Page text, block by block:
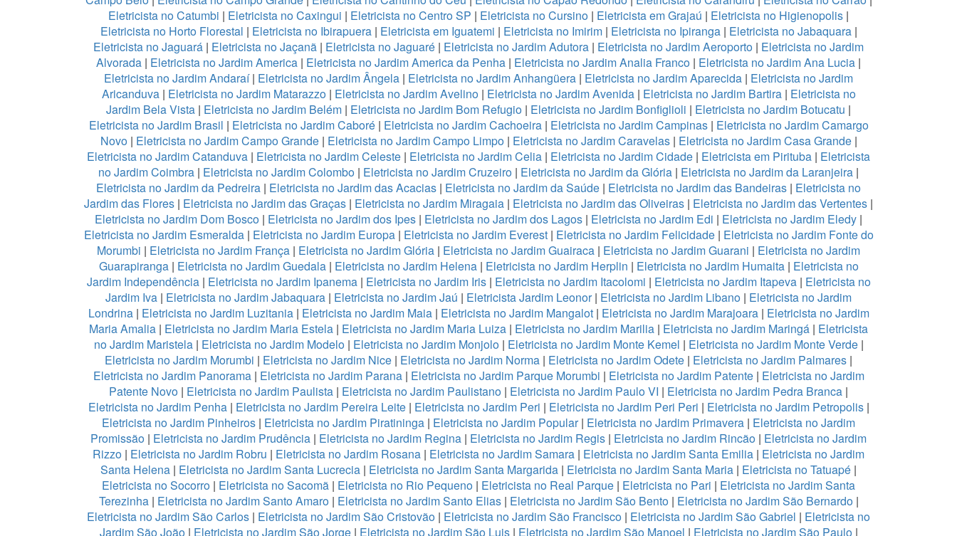
Eletricista no Catumbi | Eletricista no Caxingui | Eletricista no Centro SP | Eletricista no Cursino | Eletricista em Grajaú | Eletricista no Higienopolis |
Eletricista no Horto Florestal | Eletricista no Ibirapuera| Eletricista em Iguatemi | Eletricista no Imirim| Eletricista no Ipiranga| Eletricista no Jabaquara|
Eletricista no Jaguará | Eletricista no Jaçanã | Eletricista no Jaguaré | Eletricista no Jardim Adutora | Eletricista no Jardim Aeroporto | Eletricista no Jardim
Alvorada | Eletricista no Jardim America | Eletricista no Jardim America da Penha | Eletricista no Jardim Analia Franco | Eletricista no Jardim Ana Lucia |
Eletricista no Jardim Andaraí| Eletricista no Jardim Ângela | Eletricista no Jardim Anhangüera | Eletricista no Jardim Aparecida | Eletricista no Jardim
Aricanduva| Eletricista no Jardim Matarazzo| Eletricista no Jardim Avelino| Eletricista no Jardim Avenida| Eletricista no Jardim Bartira| Eletricista no
Jardim Bela Vista | Eletricista no Jardim Belém | Eletricista no Jardim Bom Refugio | Eletricista no Jardim Bonfiglioli | Eletricista no Jardim Botucatu |
Eletricista no Jardim Brasil | Eletricista no Jardim Caboré| Eletricista no Jardim Cachoeira| Eletricista no Jardim Campinas| Eletricista no Jardim Camargo
Novo| Eletricista no Jardim Campo Grande| Eletricista no Jardim Campo Limpo| Eletricista no Jardim Caravelas| Eletricista no Jardim Casa Grande|
Eletricista no Jardim Catanduva | Eletricista no Jardim Celeste | Eletricista no Jardim Celia | Eletricista no Jardim Cidade | Eletricista em Pirituba | Eletricista
no Jardim Coimbra | Eletricista no Jardim Colombo | Eletricista no Jardim Cruzeiro | Eletricista no Jardim da Glória | Eletricista no Jardim da Laranjeira |
Eletricista no Jardim da Pedreira | Eletricista no Jardim das Acacias | Eletricista no Jardim da Saúde | Eletricista no Jardim das Bandeiras | Eletricista no
Jardim das Flores | Eletricista no Jardim das Graças | Eletricista no Jardim Miragaia | Eletricista no Jardim das Oliveiras | Eletricista no Jardim das Vertentes |
Eletricista no Jardim Dom Bosco | Eletricista no Jardim dos Ipes | Eletricista no Jardim dos Lagos | Eletricista no Jardim Edi | Eletricista no Jardim Eledy |
Eletricista no Jardim Esmeralda| Eletricista no Jardim Europa| Eletricista no Jardim Everest| Eletricista no Jardim Felicidade| Eletricista no Jardim Fonte do
Morumbi | Eletricista no Jardim França | Eletricista no Jardim Glória | Eletricista no Jardim Guairaca | Eletricista no Jardim Guarani | Eletricista no Jardim
Guarapiranga| Eletricista no Jardim Guedala| Eletricista no Jardim Helena| Eletricista no Jardim Herplin | Eletricista no Jardim Humaita| Eletricista no
Jardim Independência| Eletricista no Jardim Ipanema| Eletricista no Jardim Iris| Eletricista no Jardim Itacolomi | Eletricista no Jardim Itapeva| Eletricista no
Jardim Iva | Eletricista no Jardim Jabaquara | Eletricista no Jardim Jaú | Eletricista Jardim Leonor| Eletricista no Jardim Libano | Eletricista no Jardim
Londrina| Eletricista no Jardim Luzitania| Eletricista no Jardim Maia| Eletricista no Jardim Mangalot| Eletricista no Jardim Marajoara| Eletricista no Jardim
Maria Amalia | Eletricista no Jardim Maria Estela | Eletricista no Jardim Maria Luiza | Eletricista no Jardim Marilia | Eletricista no Jardim Maringá | Eletricista
no Jardim Maristela| Eletricista no Jardim Modelo| Eletricista no Jardim Monjolo| Eletricista no Jardim Monte Kemel | Eletricista no Jardim Monte Verde|
Eletricista no Jardim Morumbi | Eletricista no Jardim Nice | Eletricista no Jardim Norma | Eletricista no Jardim Odete | Eletricista no Jardim Palmares |
Eletricista no Jardim Panorama| Eletricista no Jardim Parana| Eletricista no Jardim Parque Morumbi | Eletricista no Jardim Patente| Eletricista no Jardim
Patente Novo | Eletricista no Jardim Paulista | Eletricista no Jardim Paulistano | Eletricista no Jardim Paulo VI | Eletricista no Jardim Pedra Branca |
Eletricista no Jardim Penha| Eletricista no Jardim Pereira Leite| Eletricista no Jardim Peri | Eletricista no Jardim Peri Peri | Eletricista no Jardim Petropolis|
Eletricista no Jardim Pinheiros | Eletricista no Jardim Piratininga | Eletricista no Jardim Popular| Eletricista no Jardim Primavera | Eletricista no Jardim
Promissão | Eletricista no Jardim Prudência | Eletricista no Jardim Regina | Eletricista no Jardim Regis | Eletricista no Jardim Rincão | Eletricista no Jardim
Rizzo | Eletricista no Jardim Robru | Eletricista no Jardim Rosana | Eletricista no Jardim Samara | Eletricista no Jardim Santa Emilia | Eletricista no Jardim
Santa Helena | Eletricista no Jardim Santa Lucrecia | Eletricista no Jardim Santa Margarida | Eletricista no Jardim Santa Maria | Eletricista no Tatuapé |
Eletricista no Socorro | Eletricista no Sacomã | Eletricista no Rio Pequeno | Eletricista no Real Parque | Eletricista no Pari | Eletricista no Jardim Santa
Terezinha| Eletricista no Jardim Santo Amaro| Eletricista no Jardim Santo Elias| Eletricista no Jardim São Bento| Eletricista no Jardim São Bernardo|
Eletricista no Jardim São Carlos | Eletricista no Jardim São Cristovão | Eletricista no Jardim São Francisco | Eletricista no Jardim São Gabriel | Eletricista no
Jardim São João| Eletricista no Jardim São Jorge| Eletricista no Jardim São Luis| Eletricista no Jardim São Manoel | Eletricista no Jardim São Paulo|